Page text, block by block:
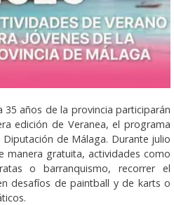
35 años de la provincia participarán
edición de Veranea, el programa
de Málaga. Durante julio
gratuita, actividades como
o barranquismo, recorrer el
desafíos de paintball y de karts o